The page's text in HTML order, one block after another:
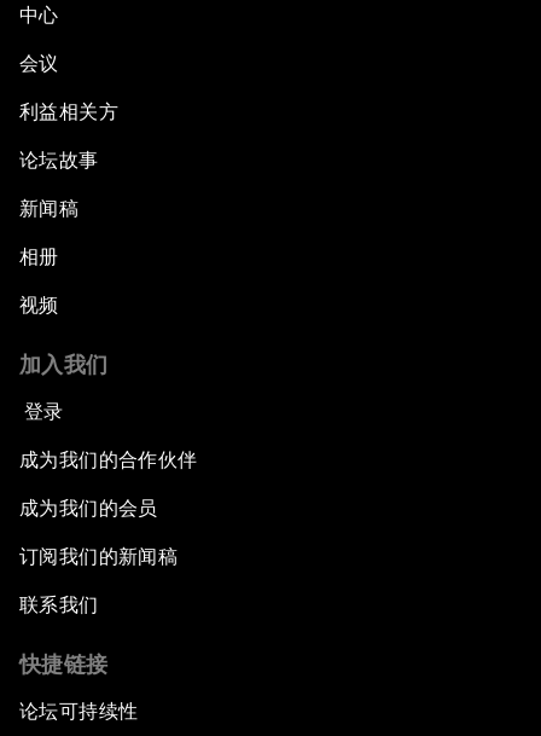
中心
会议
利益相关方
论坛故事
新闻稿
相册
视频
加入我们
登录
成为我们的合作伙伴
成为我们的会员
订阅我们的新闻稿
联系我们
快捷链接
论坛可持续性